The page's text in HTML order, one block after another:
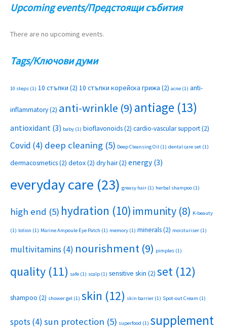
Upcoming events/Предстоящи събития
There are no upcoming events.
Tags/Ключови думи
10 steps (1) 10 стъпки (2) 10 стъпки корейска грижа (2) acne (1) anti-
inflammatory(2) anti-wrinkle (9) antiage (13)
antioxidant (3) baby (1) bioflavonoids(2) cardio-vascular support(2)
Covid (4) deep cleaning (5) Deep Cleansing Oil (1) dental care set (1)
dermacosmetics(2) detox(2) dry hair(2) energy (3)
everyday care (23) greasy hair (1) herbal shampoo (1)
high end (5) hydration (10) immunity (8) K-beauty
(1) lotion (1) Marine Ampoule Eye Patch (1) memory (1) minerals(2) moisturiser (1)
multivitamins(4) nourishment (9) pimples (1)
quality (11) safe (1) scalp (1) sensitive skin (2) set (12)
shampoo (2) shower gel (1) skin (12) skin barrier (1) Spot-out Cream (1)
spots(4)sun protection (5) superfood (1) supplement